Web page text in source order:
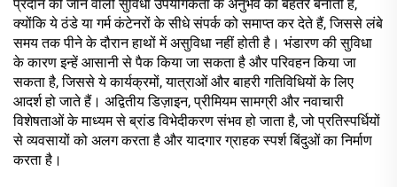
प्रदान की जाने वाली सुविधा उपयोगकर्ता के अनुभव को बेहतर बनाती है,
क्योंकि ये ठंडे या गर्म कंटेनरों के सीधे संपर्क को समाप्त कर देते हैं, जिससे लंबे
समय तक पीने के दौरान हाथों में असुविधा नहीं होती है। भंडारण की सुविधा
के कारण इन्हें आसानी से पैक किया जा सकता है और परिवहन किया जा
सकता है, जिससे ये कार्यक्रमों, यात्राओं और बाहरी गतिविधियों के लिए
आदर्श हो जाते हैं। अद्वितीय डिज़ाइन, प्रीमियम सामग्री और नवाचारी
विशेषताओं के माध्यम से ब्रांड विभेदीकरण संभव हो जाता है, जो प्रतिस्पर्धियों
से व्यवसायों को अलग करता है और यादगार ग्राहक स्पर्श बिंदुओं का निर्माण
करता है।